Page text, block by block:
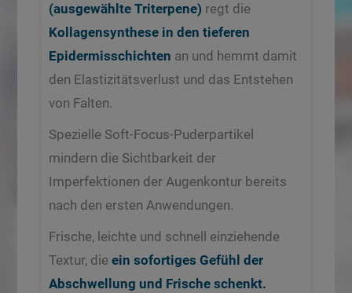
(ausgewählte Triterpene) regt die
Kollagensynthese in den tieferen
Epidermisschichten an und hemmt damit
den Elastizitätsverlust und das Entstehen
von Falten.
Spezielle Soft-Focus-Puderpartikel
mindern die Sichtbarkeit der
Imperfektionen der Augenkontur bereits
nach den ersten Anwendungen.
Frische, leichte und schnell einziehende
Textur, dieein sofortiges Gefühl der
Abschwellung und Frische schenkt.